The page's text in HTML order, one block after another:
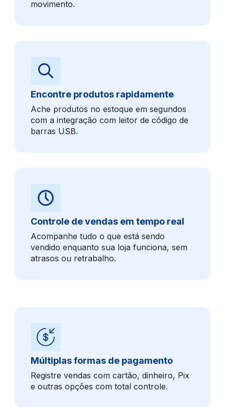
movimento.
Encontre produtos rapidamente
Ache produtos no estoque em segundos
com a integração com leitor de código de
barras USB.
Controle de vendas em tempo real
Acompanhe tudo o que está sendo
vendido enquanto sua loja funciona, sem
atrasos ou retrabalho.
Múltiplas formas de pagamento
Registre vendas com cartão, dinheiro, Pix
e outras opções com total controle.